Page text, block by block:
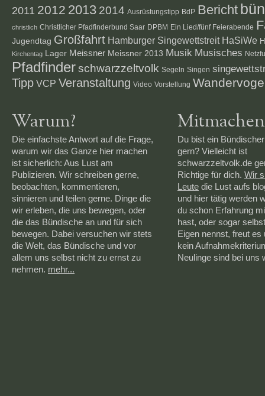
2011 2012 2013 2014 Ausrüstungstipp BdP Bericht
christlich Christlicher Pfadfinderbund Saar DPBM Ein Lied/fünf Feierabende
Jugendtag Großfahrt Hamburger Singewettstreit HaSiWe
Kirchentag Lager Meissner Meissner 2013 Musik Musisches
Pfadfinderschwarzzeltvolk Segeln Singen
Tipp VCP Veranstaltung Video Vorstellung
Warum?
Die einfachste Antwort auf die Frage,
warum wir das Ganze hier machen
ist sicherlich: Aus Lust am
Publizieren. Wir schreiben gerne,
beobachten, kommentieren,
sinnieren und teilen gerne. Dinge die
wir erleben, die uns bewegen, oder
die das Bündische an und für sich
bewegen. Dabei versuchen wir stets
die Welt, das Bündische und vor
allem uns selbst nicht zu ernst zu
nehmen. mehr...
Mitmachen
Du bist ein
gern? Vielleicht ist
schwarzzeltvolk.de
Richtige für dich. Wir
Leute die Lust aufs
und hier tätig werden
du schon Erfahrung
hast, oder sogar
Eigen nennst, freut es
kein
Neulinge sind bei uns